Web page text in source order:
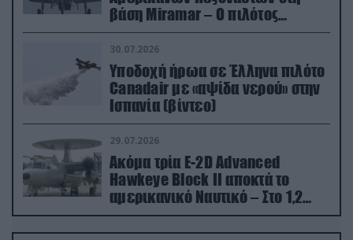
βάση Miramar – Ο πιλότος
εκτινάχθηκε εγκαίρως
30.07.2026
Υποδοχή ήρωα σε Έλληνα πιλότο
Canadair με «αψίδα νερού» στην
Ισπανία (βίντεο)
29.07.2026
Ακόμα τρία E-2D Advanced
Hawkeye Block II αποκτά το
αμερικανικό Ναυτικό – Στο 1,2
δισ.δολάρια το κόστος